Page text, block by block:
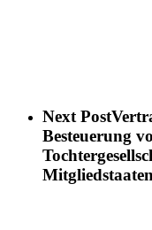
Next Post
Besteuerung
Mitgliedstaaten